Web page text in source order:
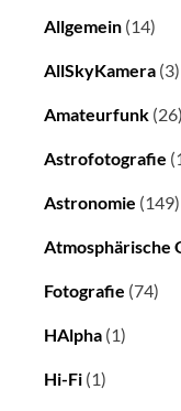
Allgemein (14)
AllSkyKamera (3)
Amateurfunk (26)
Astrofotografie
Astronomie (149)
Atmosphärische
Fotografie (74)
HAlpha (1)
Hi-Fi (1)